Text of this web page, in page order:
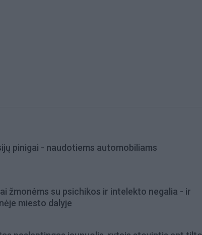
pinigai - naudotiems automobiliams
žmonėms su psichikos ir intelekto negalia - ir
miesto dalyje